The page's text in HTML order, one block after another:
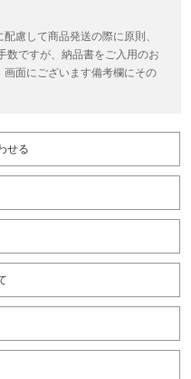
慮して商品発送の際に原則、
数ですが、納品書をご入用のお
面にございます備考欄にその
せる